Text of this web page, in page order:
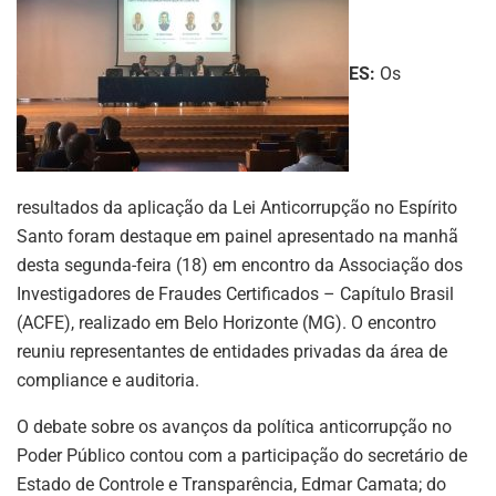
ES: Os
resultados da aplicação da Lei Anticorrupção no Espírito
Santo foram destaque em painel apresentado na manhã
desta segunda-feira (18) em encontro da Associação dos
Investigadores de Fraudes Certificados – Capítulo Brasil
(ACFE), realizado em Belo Horizonte (MG). O encontro
reuniu representantes de entidades privadas da área de
compliance e auditoria.
O debate sobre os avanços da política anticorrupção no
Poder Público contou com a participação do secretário de
Estado de Controle e Transparência, Edmar Camata; do